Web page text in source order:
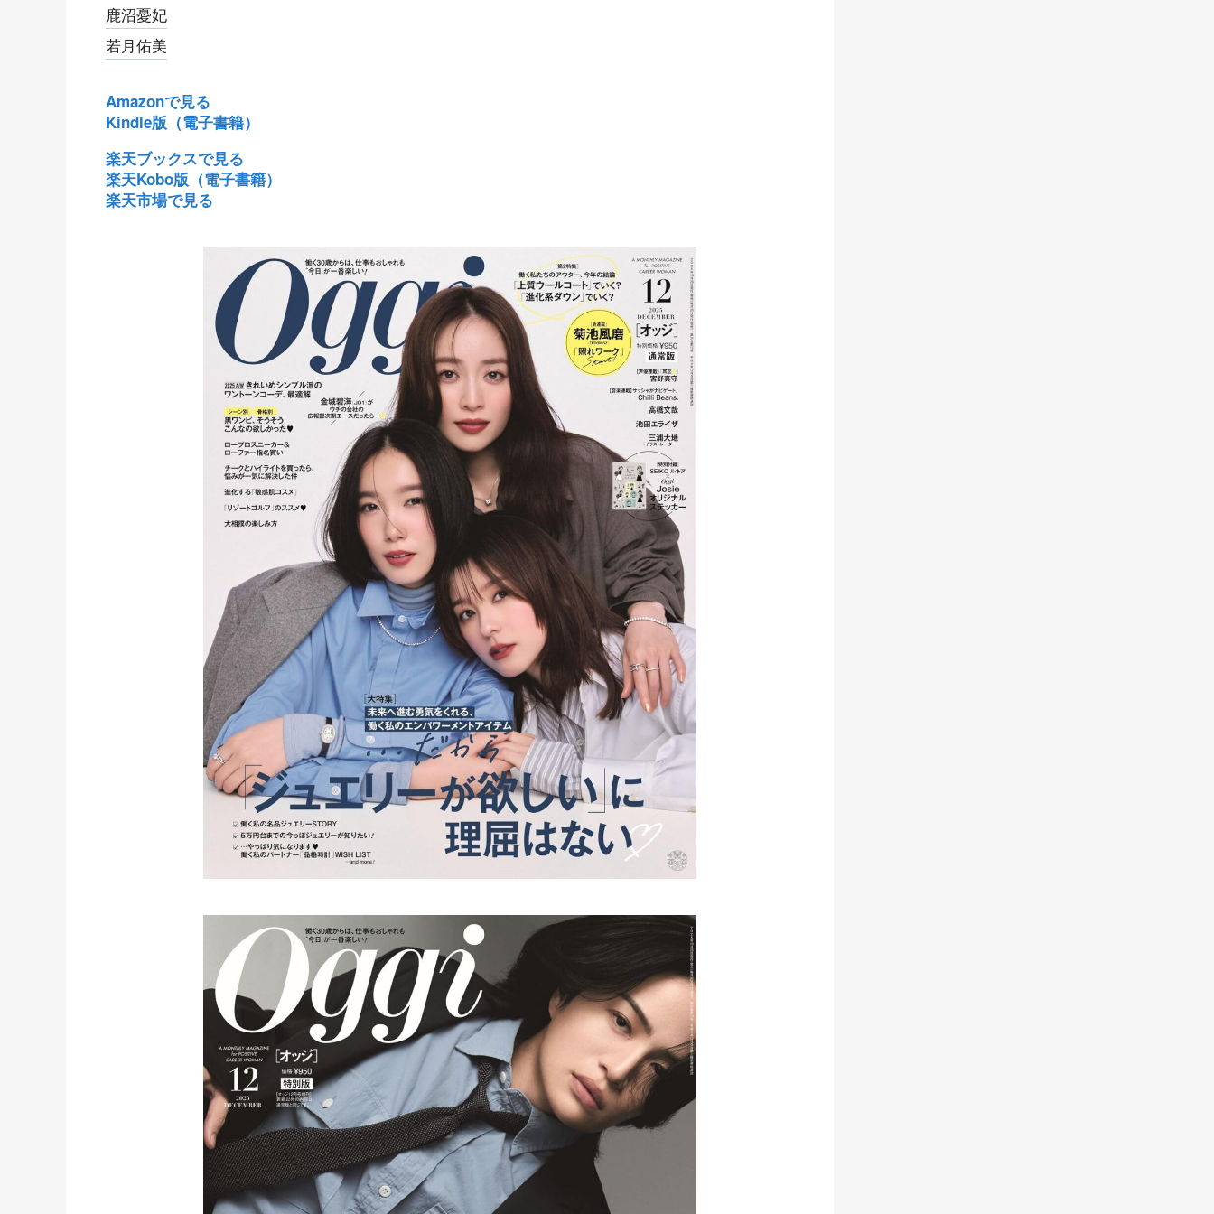
鹿沼憂妃
若月佑美
Amazonで見る
Kindle版（電子書籍）
楽天ブックスで見る
楽天Kobo版（電子書籍）
楽天市場で見る